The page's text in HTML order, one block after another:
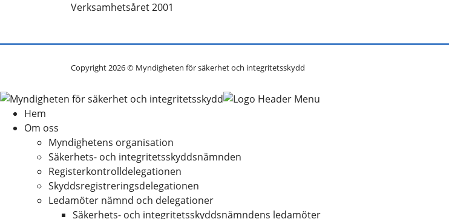
Verksamhetsåret 2001
Copyright 2026 © Myndigheten för säkerhet och integritetsskydd
Hem
Om oss
Myndighetens organisation
Säkerhets- och integritetsskyddsnämnden
Registerkontrolldelegationen
Skyddsregistreringsdelegationen
Ledamöter nämnd och delegationer
Säkerhets- och integritetsskyddsnämndens ledamöter